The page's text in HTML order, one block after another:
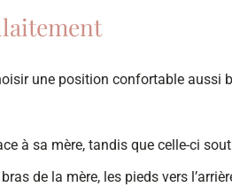
une position confortable aussi
à sa mère, tandis que celle-ci
de la mère, les pieds vers